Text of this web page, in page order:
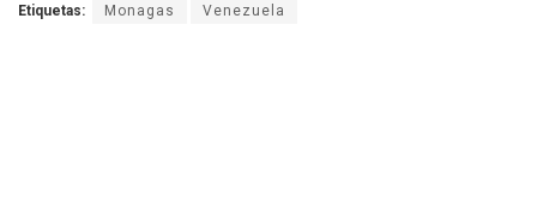
Etiquetas: Monagas Venezuela